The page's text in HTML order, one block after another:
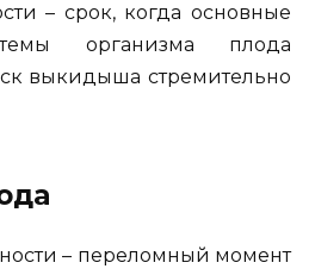
– срок, когда основные
организма плода
выкидыша стремительно
– переломный момент